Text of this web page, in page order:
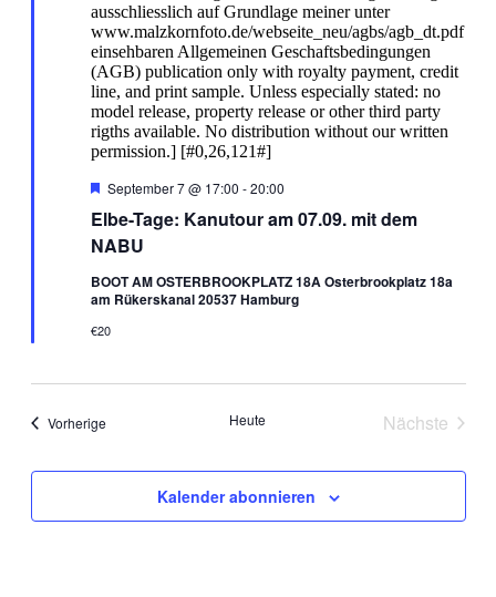
Elbe-Tage: Kanutour am 07.09. mit dem
NABU
Hervorgehoben
September 7 @ 17:00 -20:00
BOOT AM OSTERBROOKPLATZ 18A Osterbrookplatz 18a
am Rükerskanal 20537 Hamburg
€20
VorherigeVeranstaltungen Heute
Nächste
Kalender abonnieren